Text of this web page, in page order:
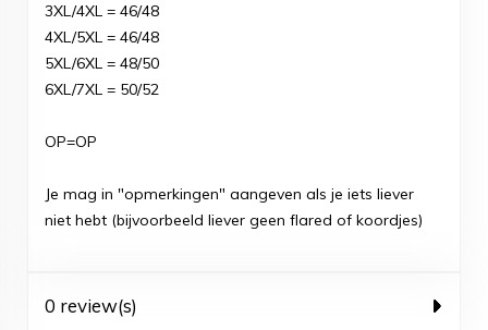
3XL/4XL = 46/48
4XL/5XL = 46/48
5XL/6XL = 48/50
6XL/7XL = 50/52
OP=OP
Je mag in "opmerkingen" aangeven als je iets liever
niet hebt (bijvoorbeeld liever geen flared of koordjes)
0 review(s)